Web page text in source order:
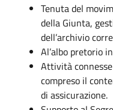
Tenuta del
della Giunta,
dell’archivio
Al’albo pretorio
Attività
compreso il
di assicurazione.